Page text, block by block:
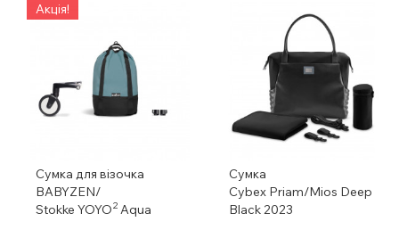
Акція!
Сумка для візочка
BABYZEN/
Stokke YOYO2 Aqua
Сумка
Cybex Priam/Mios Deep
Black 2023